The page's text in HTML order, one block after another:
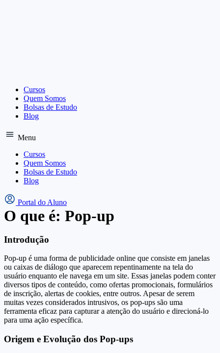
Cursos
Quem Somos
Bolsas de Estudo
Blog
Menu
Cursos
Quem Somos
Bolsas de Estudo
Blog
Portal do Aluno
O que é: Pop-up
Introdução
Pop-up é uma forma de publicidade online que consiste em janelas
ou caixas de diálogo que aparecem repentinamente na tela do
usuário enquanto ele navega em um site. Essas janelas podem conter
diversos tipos de conteúdo, como ofertas promocionais, formulários
de inscrição, alertas de cookies, entre outros. Apesar de serem
muitas vezes considerados intrusivos, os pop-ups são uma
ferramenta eficaz para capturar a atenção do usuário e direcioná-lo
para uma ação específica.
Origem e Evolução dos Pop-ups